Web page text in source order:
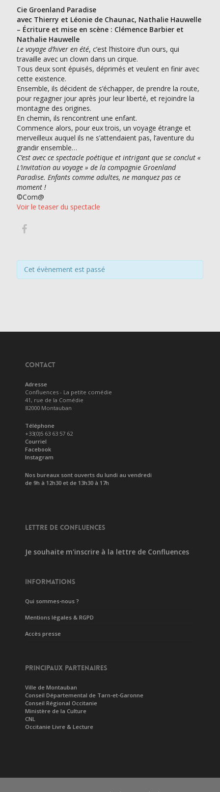
Cie Groenland Paradise
avec Thierry et Léonie de Chaunac, Nathalie Hauwelle
– Écriture et mise en scène : Clémence Barbier et
Nathalie Hauwelle
Le voyage d’hiver en été, c’est l’histoire d’un ours, qui
travaille avec un clown dans un cirque.
Tous deux sont épuisés, déprimés et veulent en finir avec
cette existence.
Ensemble, ils décident de s’échapper, de prendre la route,
pour regagner jour après jour leur liberté, et rejoindre la
montagne des origines.
En chemin, ils rencontrent une enfant.
Commence alors, pour eux trois, un voyage étrange et
merveilleux auquel ils ne s’attendaient pas, l’aventure du
grandir ensemble…
C’est avec ce spectacle poétique et intrigant que se conclut «
L’invitation au voyage » de la compagnie Groenland
Paradise. Enfants comme adultes, ne manquez pas ce
moment !
©Com@
Voir le teaser du spectacle
Cet évènement est passé
CONTACT
Adresse
Confluences - La petite comédie
41, rue de la Comédie
82000 Montauban
Téléphone
+33(0)5 63 63 57 62
Courriel
Facebook
Instagram
Nos bureaux sont ouverts du lundi au vendredi
de 9h à 12h30 et de 13h30 à 17h
LETTRE DE CONFLUENCES
Je souhaite m'inscrire à la lettre de Confluences
INFORMATIONS
Qui sommes-nous ?
Mentions légales & RGPD
Accès presse
PRINCIPAUX PARTENAIRES
Ville de Montauban
Conseil Départemental de Tarn-et-Garonne
Conseil Régional Occitanie
Ministère de la Culture
CNL
Occitanie Livre & Lecture